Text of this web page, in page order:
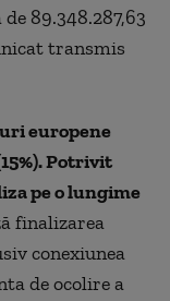
89.348.287,63
transmis
europene
Potrivit
pe o lungime
finalizarea
conexiunea
de ocolire a